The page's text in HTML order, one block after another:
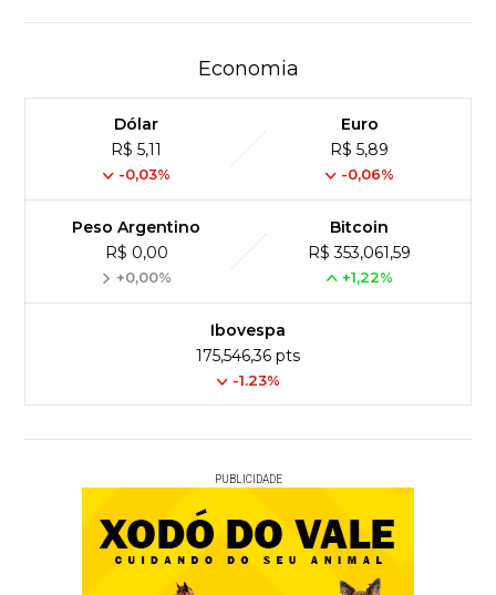
Economia
Dólar
R$ 5,11
-0,03%
Euro
R$ 5,89
-0,06%
Peso Argentino
R$ 0,00
+0,00%
Bitcoin
R$ 353,061,59
+1,22%
Ibovespa
175,546,36 pts
-1.23%
PUBLICIDADE